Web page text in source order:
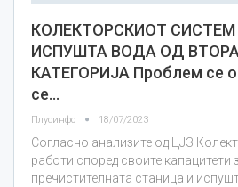
КОЛЕКТОРСКИОТ СИСТЕМ
ИСПУШТА ВОДА ОД
КАТЕГОРИЈА Проблем се
се…
Плусинфо 18/07/2023
Согласно анализите од ЦЈЗ
работи според своите капацитети
пречистителната станица и